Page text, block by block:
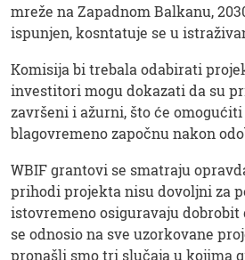
mreže na Zapadnom Balkanu,
ispunjen, kosntatuje se u
Komisija bi trebala odabirati
investitori mogu dokazati da su
završeni i ažurni, što će
blagovremeno započnu nakon
WBIF grantovi se smatraju
prihodi projekta nisu dovoljni za
istovremeno osiguravaju dobrobit
se odnosio na sve uzorkovane
pronašli smo tri slučaja u kojima